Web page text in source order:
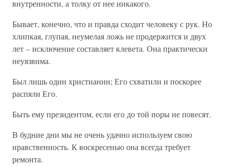
внутренности, а толку от нее никакого.
Бывает, конечно, что и правда сходит человеку с рук. Но
хлипкая, глупая, неумелая ложь не продержится и двух
лет – исключение составляет клевета. Она практически
неуязвима.
Был лишь один христианин; Его схватили и поскорее
распяли Его.
Быть ему президентом, если его до той поры не повесят.
В будние дни мы не очень удачно используем свою
нравственность. К воскресенью она всегда требует
ремонта.